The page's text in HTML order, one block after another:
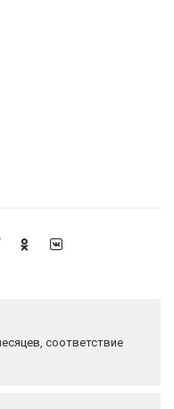
соответствие